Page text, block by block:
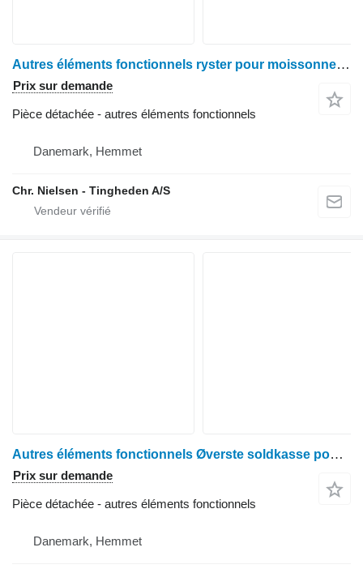
Autres éléments fonctionnels ryster pour moissonneuse-batteuse John Deere 1085
Prix sur demande
Pièce détachée - autres éléments fonctionnels
Danemark, Hemmet
Chr. Nielsen - Tingheden A/S
Autres éléments fonctionnels Øverste soldkasse pour moissonneuse-batteuse John Deere 1085
Prix sur demande
Pièce détachée - autres éléments fonctionnels
Danemark, Hemmet